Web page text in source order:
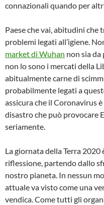
connazionali quando per
Paese che vai, abitudini
problemi legati all’igiene.
market di Wuhan non sia da
non lo sono i mercati della
abitualmente carne di
probabilmente legati a
assicura che il Coronavirus
disastro che può provocare
seriamente.
La giornata della Terra
riflessione, partendo dallo
nostro pianeta. In nessun
attuale va visto come una
vendica. Come tutti gli